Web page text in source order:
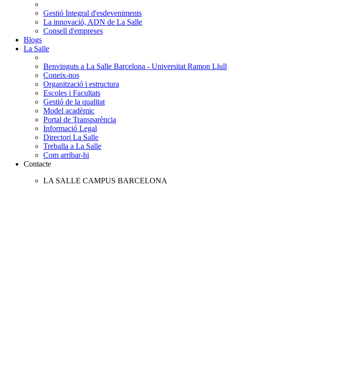
Gestió Integral d'esdeveniments
La innovació, ADN de La Salle
Consell d'empreses
Blogs
La Salle
Benvinguts a La Salle Barcelona - Universitat Ramon Llull
Coneix-nos
Organització i estructura
Escoles i Facultats
Gestió de la qualitat
Model acadèmic
Portal de Transparència
Informació Legal
Directori La Salle
Treballa a La Salle
Com arribar-hi
Contacte
LA SALLE CAMPUS BARCELONA